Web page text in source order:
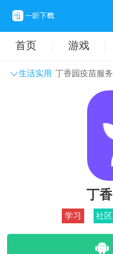
首页 游戏
生活实用 丁香园疫苗服务
主题壁纸
拍摄美
丁
学习 社区